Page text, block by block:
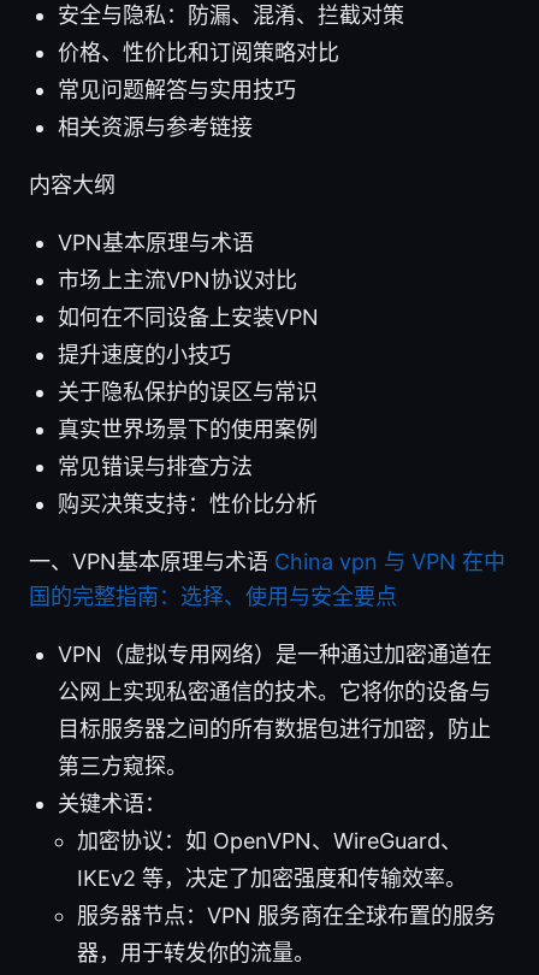
安全与隐私：防漏、混淆、拦截对策
价格、性价比和订阅策略对比
常见问题解答与实用技巧
相关资源与参考链接
内容大纲
VPN基本原理与术语
市场上主流VPN协议对比
如何在不同设备上安装VPN
提升速度的小技巧
关于隐私保护的误区与常识
真实世界场景下的使用案例
常见错误与排查方法
购买决策支持：性价比分析
一、VPN基本原理与术语 China vpn 与 VPN 在中
国的完整指南：选择、使用与安全要点
VPN（虚拟专用网络）是一种通过加密通道在
公网上实现私密通信的技术。它将你的设备与
目标服务器之间的所有数据包进行加密，防止
第三方窥探。
关键术语：
加密协议：如 OpenVPN、WireGuard、
IKEv2 等，决定了加密强度和传输效率。
服务器节点：VPN 服务商在全球布置的服务
器，用于转发你的流量。